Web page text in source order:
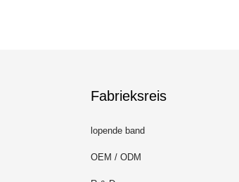
Fabrieksreis
lopende band
OEM / ODM